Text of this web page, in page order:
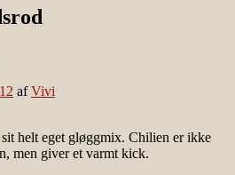
afVivi
helt eget gløggmix. Chilien er ikke
men giver et varmt kick.